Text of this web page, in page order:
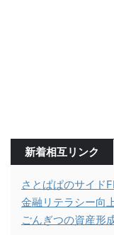
新着相互リンク
さとぱぱのサイド
金融リテラシー向
ごんぎつの資産形